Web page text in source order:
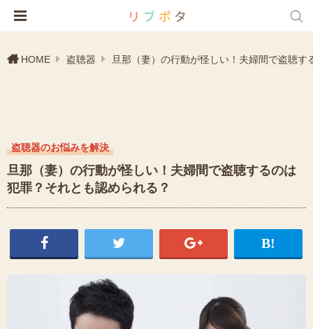
HOME 盗聴器 旦那（妻）の行動が怪しい！夫婦間で盗聴
盗聴器のお悩みを解決
旦那（妻）の行動が怪しい！夫婦間で盗聴するのは
犯罪？それとも認められる？